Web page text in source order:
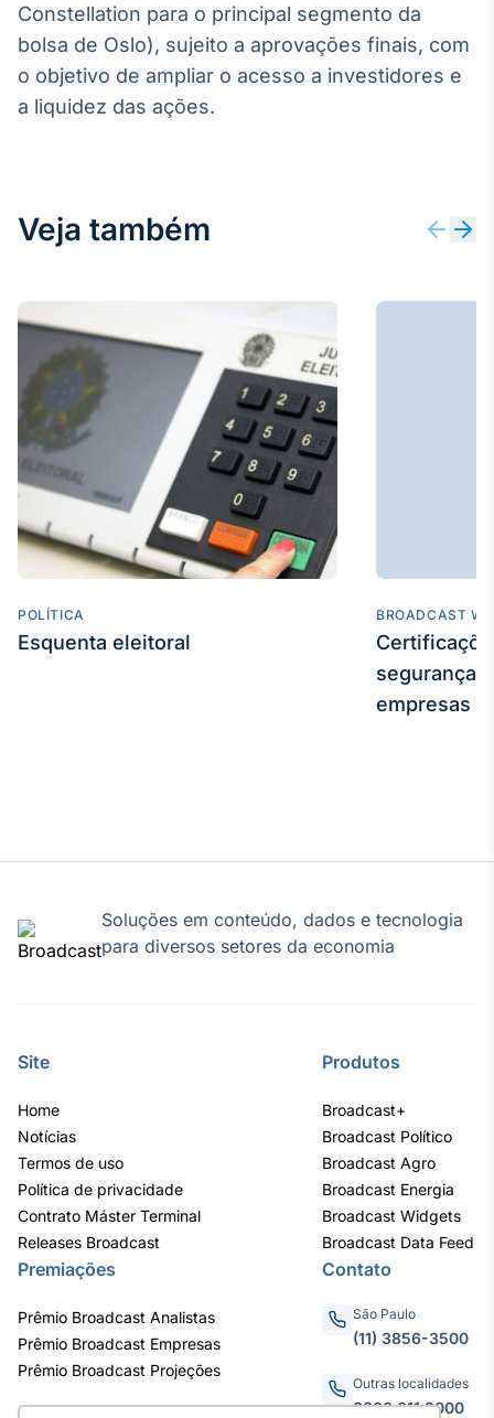
Em breve
Tokenização
de ativos
Em breve
Constellation para o principal segmento da
bolsa de Oslo), sujeito a aprovações finais, com
o objetivo de ampliar o acesso a investidores e
a liquidez das ações.
Veja também
POLÍTICA
Esquenta eleitoral
BROADCAST
segurança
empresas
Soluções em conteúdo, dados e tecnologia
para diversos setores da economia
Site
Home
Notícias
Termos de uso
Política de privacidade
Contrato Máster Terminal
Releases Broadcast
Produtos
Broadcast+
Broadcast Político
Broadcast Agro
Broadcast Energia
Broadcast Widgets
Broadcast Data Feed
Premiações
Prêmio Broadcast Analistas
Prêmio Broadcast Empresas
Prêmio Broadcast Projeções
Contato
São Paulo
(11) 3856-3500
Outras localidades
0800.011.3000